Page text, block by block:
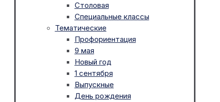
Столовая
Специальные классы
Тематические
Профориентация
9 мая
Новый год
1 сентября
Выпускные
День рождения